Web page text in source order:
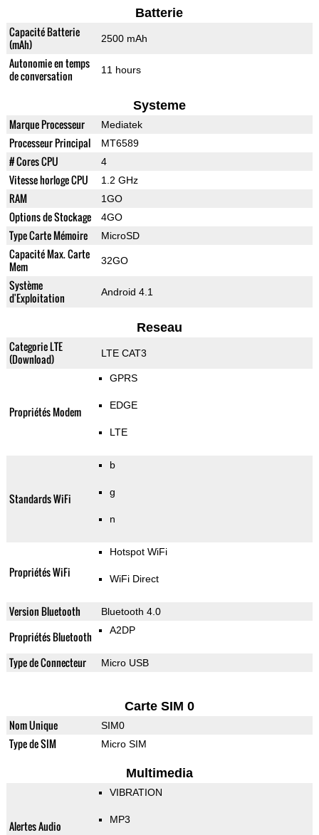
Batterie
Capacité Batterie
(mAh)
2500 mAh
Autonomie en temps
de conversation
11 hours
Systeme
Marque Processeur Mediatek
Processeur Principal MT6589
# Cores CPU 4
Vitesse horloge CPU 1.2 GHz
RAM 1GO
Options de Stockage 4GO
Type Carte Mémoire MicroSD
Capacité Max. Carte
Mem
32GO
Système
d'Exploitation
Android 4.1
Reseau
Categorie LTE
(Download)
LTE CAT3
Propriétés Modem
GPRS
EDGE
LTE
Standards WiFi
b
g
n
Propriétés WiFi
Hotspot WiFi
WiFi Direct
Version Bluetooth Bluetooth 4.0
Propriétés Bluetooth A2DP
Type de Connecteur Micro USB
Carte SIM 0
Nom Unique SIM0
Type de SIM Micro SIM
Multimedia
Alertes Audio
VIBRATION
MP3